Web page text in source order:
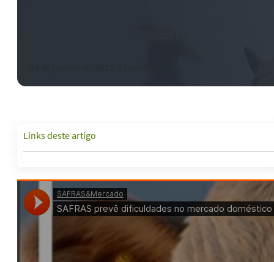
Links deste artigo